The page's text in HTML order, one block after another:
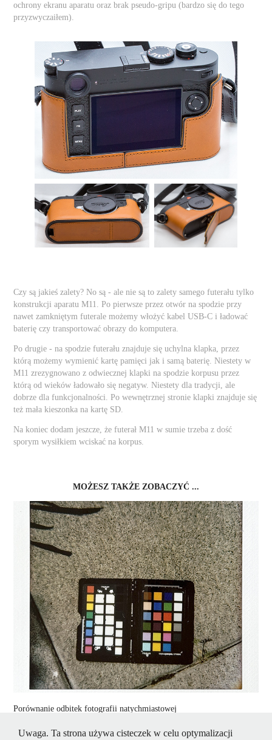
ochrony ekranu aparatu oraz brak pseudo-gripu (bardzo się do tego
przyzwyczaiłem).
Czy są jakieś zalety? No są - ale nie są to zalety samego futerału tylko
konstrukcji aparatu M11. Po pierwsze przez otwór na spodzie przy
nawet zamkniętym futerale możemy włożyć kabel USB-C i ładować
baterię czy transportować obrazy do komputera.
Po drugie - na spodzie futerału znajduje się uchylna klapka, przez
którą możemy wymienić kartę pamięci jak i samą baterię. Niestety w
M11 zrezygnowano z odwiecznej klapki na spodzie korpusu przez
którą od wieków ładowało się negatyw. Niestety dla tradycji, ale
dobrze dla funkcjonalności. Po wewnętrznej stronie klapki znajduje się
też mała kieszonka na kartę SD.
Na koniec dodam jeszcze, że futerał M11 w sumie trzeba z dość
sporym wysiłkiem wciskać na korpus.
MOŻESZ TAKŻE ZOBACZYĆ ...
Porównanie odbitek fotografii natychmiastowej
Uwaga. Ta strona używa cisteczek w celu optymalizacji